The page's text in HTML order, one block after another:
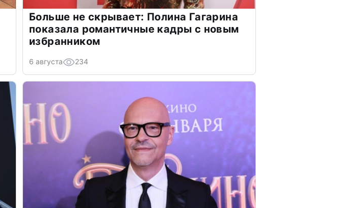
Больше не скрывает: Полина Гагарина
показала романтичные кадры с новым
избранником
6 августа 234